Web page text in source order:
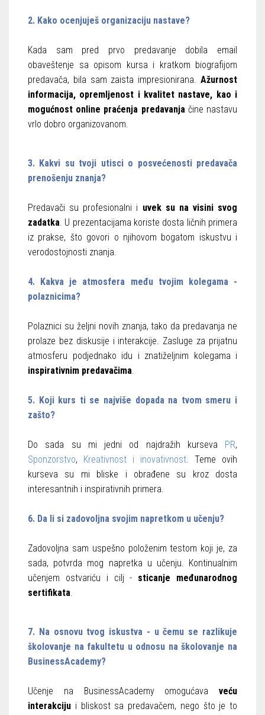
2. Kako ocenjuješ organizaciju nastave?
Kada sam pred prvo predavanje dobila email
obaveštenje sa opisom kursa i kratkom biografijom
predavača, bila sam zaista impresionirana. Ažurnost
informacija, opremljenost i kvalitet nastave, kao i
mogućnost online praćenja predavanja čine nastavu
vrlo dobro organizovanom.
3. Kakvi su tvoji utisci o posvećenosti predavača
prenošenju znanja?
Predavači su profesionalni i uvek su na visini svog
zadatka . U prezentacijama koriste dosta ličnih primera
iz prakse, što govori o njihovom bogatom iskustvu i
verodostojnosti znanja.
4. Kakva je atmosfera među tvojim kolegama -
polaznicima?
Polaznici su željni novih znanja, tako da predavanja ne
prolaze bez diskusije i interakcije. Zasluge za prijatnu
atmosferu podjednako idu i znatiželjnim kolegama i
inspirativnim predavačima
5. Koji kurs ti se najviše dopada na tvom smeru i
zašto?
Do sada su mi jedni od najdražih kurseva PR,
Sponzorstvo, Kreativnost i inovativnost . Teme ovih
kurseva su mi bliske i obrađene su kroz dosta
interesantnih i inspirativnih primera.
6. Da li si zadovoljna svojim napretkom u učenju?
Zadovoljna sam uspešno položenim testom koji je, za
sada, potvrda mog napretka u učenju. Kontinualnim
učenjem ostvariću i cilj - sticanje međunarodnog
sertifikata
7. Na osnovu tvog iskustva - u čemu se razlikuje
školovanje na fakultetu u odnosu na školovanje na
BusinessAcademy?
Učenje na BusinessAcademy omogućava veću
interakciju i bliskost sa predavačem, nego što je to